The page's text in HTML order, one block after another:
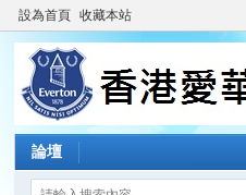
設為首頁 收藏本站
論壇